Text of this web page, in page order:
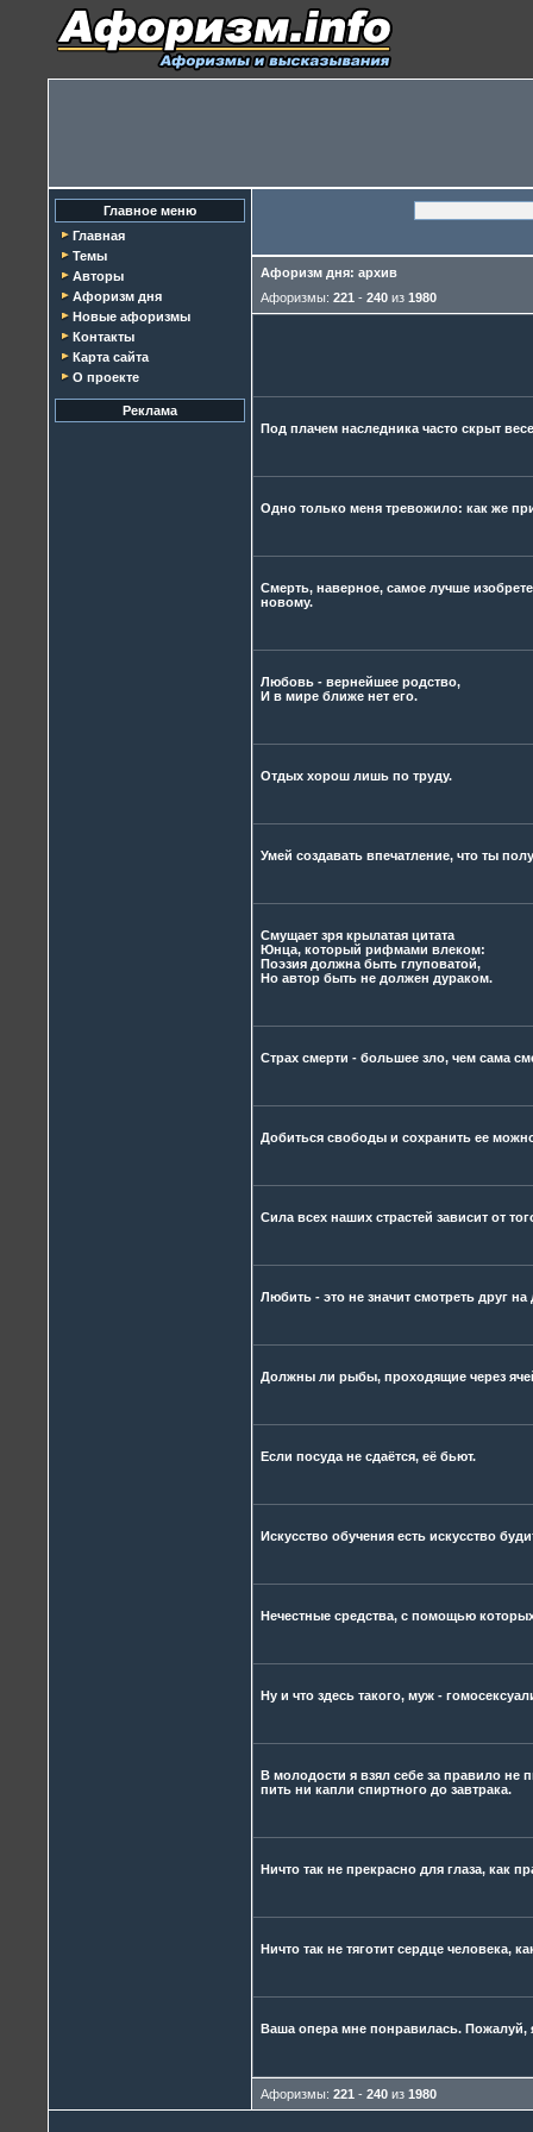
Главное меню
Главная
Темы
Авторы
Афоризм дня
Новые афоризмы
Контакты
Карта сайта
О проекте
Реклама
Афоризм дня: архив
Афоризмы: 221 - 240 из 1980
Под плачем наследника часто скрыт
Одно только меня тревожило: как же
Смерть, наверное, самое лучше
новому.
Любовь - вернейшее родство,
И в мире ближе нет его.
Отдых хорош лишь по труду.
Умей создавать впечатление, что ты
Смущает зря крылатая цитата
Юнца, который рифмами влеком:
Поэзия должна быть глуповатой,
Но автор быть не должен дураком.
Страх смерти - большее зло, чем сама
Добиться свободы и сохранить ее
Сила всех наших страстей зависит от
Любить - это не значит смотреть друг
Должны ли рыбы, проходящие через
Если посуда не сдаётся, её бьют.
Искусство обучения есть искусство
Нечестные средства, с помощью
Ну и что здесь такого, муж -
В молодости я взял себе за правило не
пить ни капли спиртного до завтрака.
Ничто так не прекрасно для глаза, как
Ничто так не тяготит сердце человека,
Ваша опера мне понравилась. Пожалуй,
Афоризмы: 221 - 240 из 1980